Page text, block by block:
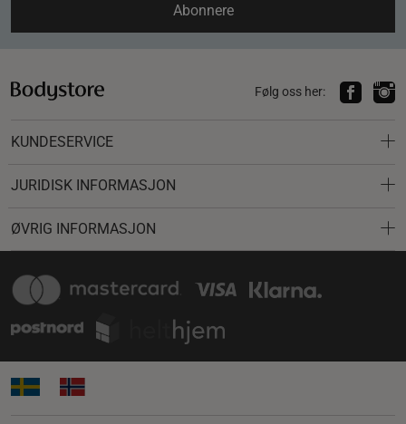
Abonnere
Følg oss her:
KUNDESERVICE
JURIDISK INFORMASJON
ØVRIG INFORMASJON